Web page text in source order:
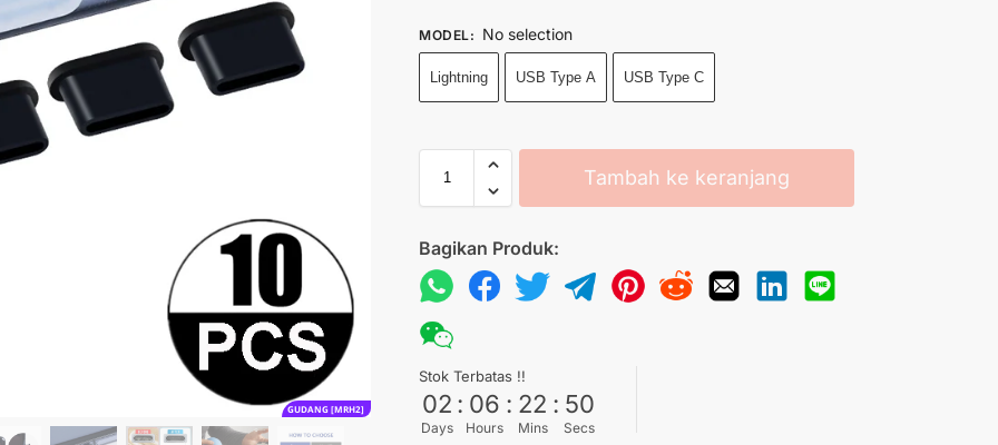
GUDANG [MRH2]
MODEL : No selection
Lightning USB Type A USB Type C
Tambah ke keranjang
Bagikan Produk:
Stok Terbatas !!
02
Days
: 06
Hours
: 22
Mins
: 49
Secs